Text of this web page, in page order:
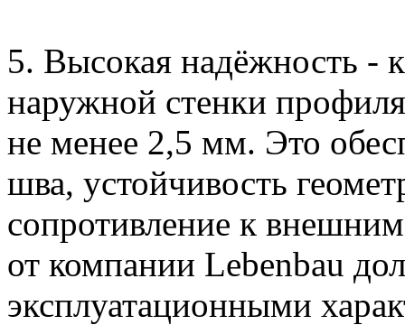
5. Высокая надёжность -
наружной стенки
не менее 2,5 мм. Это
шва, устойчивость
сопротивление к
от компании Lebenbau
эксплуатационными